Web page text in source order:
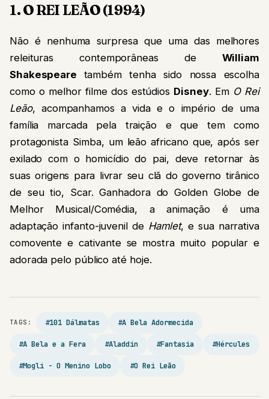
1. O REI LEÃO (1994)
Não é nenhuma surpresa que uma das melhores
releituras contemporâneas de William
Shakespeare também tenha sido nossa escolha
como o melhor filme dos estúdios Disney. Em O Rei
Leão, acompanhamos a vida e o império de uma
família marcada pela traição e que tem como
protagonista Simba, um leão africano que, após ser
exilado com o homicídio do pai, deve retornar às
suas origens para livrar seu clã do governo tirânico
de seu tio, Scar. Ganhadora do Golden Globe de
Melhor Musical/Comédia, a animação é uma
adaptação infanto-juvenil de Hamlet, e sua narrativa
comovente e cativante se mostra muito popular e
adorada pelo público até hoje.
TAGS: #101 Dálmatas #A Bela Adormecida
#A Bela e a Fera #Aladdin #Fantasia #Hércules
#Mogli - O Menino Lobo #O Rei Leão